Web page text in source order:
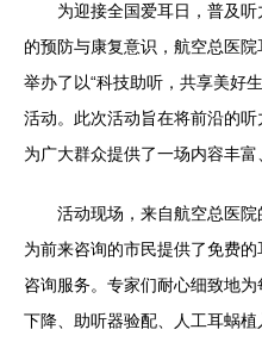
为迎接全国爱耳日，普及
的预防与康复意识，航空总医
举办了以“科技助听，共享美好
活动。此次活动旨在将前沿的
为广大群众提供了一场内容丰富
活动现场，来自航空总医
为前来咨询的市民提供了免费
咨询服务。专家们耐心细致地
下降、助听器验配、人工耳蜗